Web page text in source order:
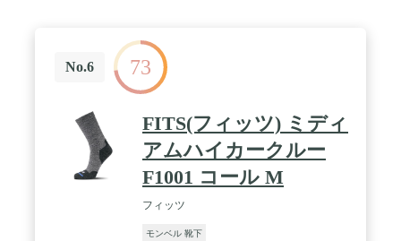
No.6 73
FITS(フィッツ) ミディ
アムハイカークルー
F1001 コール M
フィッツ
モンベル 靴下